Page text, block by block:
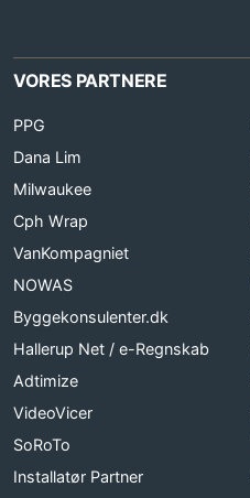
VORES PARTNERE
PPG
Dana Lim
Milwaukee
Cph Wrap
VanKompagniet
NOWAS
Byggekonsulenter.dk
Hallerup Net / e-Regnskab
Adtimize
VideoVicer
SoRoTo
Installatør Partner